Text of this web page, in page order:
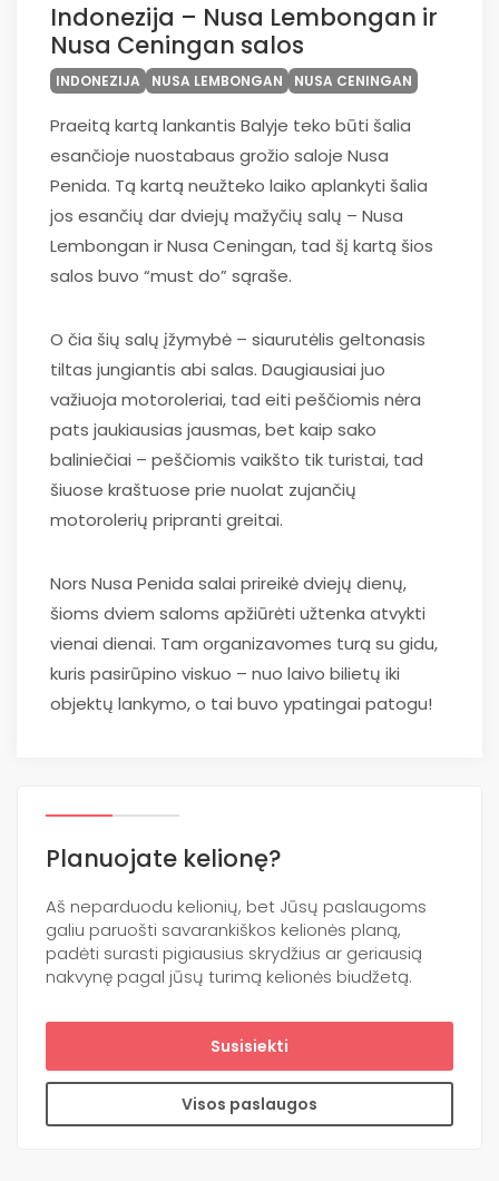
Indonezija – Nusa Lembongan ir
Nusa Ceningan salos
INDONEZIJA NUSA LEMBONGAN NUSA CENINGAN
Praeitą kartą lankantis Balyje teko būti šalia
esančioje nuostabaus grožio saloje Nusa
Penida. Tą kartą neužteko laiko aplankyti šalia
jos esančių dar dviejų mažyčių salų – Nusa
Lembongan ir Nusa Ceningan, tad šį kartą šios
salos buvo “must do” sąraše.
O čia šių salų įžymybė – siaurutėlis geltonasis
tiltas jungiantis abi salas. Daugiausiai juo
važiuoja motoroleriai, tad eiti peščiomis nėra
pats jaukiausias jausmas, bet kaip sako
baliniečiai – peščiomis vaikšto tik turistai, tad
šiuose kraštuose prie nuolat zujančių
motorolerių pripranti greitai.
Nors Nusa Penida salai prireikė dviejų dienų,
šioms dviem saloms apžiūrėti užtenka atvykti
vienai dienai. Tam organizavomes turą su gidu,
kuris pasirūpino viskuo – nuo laivo bilietų iki
objektų lankymo, o tai buvo ypatingai patogu!
Planuojate kelionę?
Aš neparduodu kelionių, bet Jūsų paslaugoms
galiu paruošti savarankiškos kelionės planą,
padėti surasti pigiausius skrydžius ar geriausią
nakvynę pagal jūsų turimą kelionės biudžetą.
Susisiekti
Visos paslaugos